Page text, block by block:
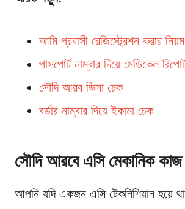
আমি প্রবাসী রেজিস্ট্রেশন করার নিয়ম
পাসপোর্ট নাম্বার দিয়ে মেডিকেল
সৌদি আরব ভিসা চেক
বর্ডার নাম্বার দিয়ে ইকামা চেক
সৌদি আরবে এসি মেকানিক কাজ
আপনি যদি একজন এসি টেকনিশিয়ান হয়ে